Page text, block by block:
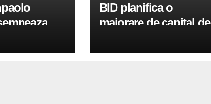
urilor si
BID planifica o
majorare de capital de
euro in 2026 pentru a